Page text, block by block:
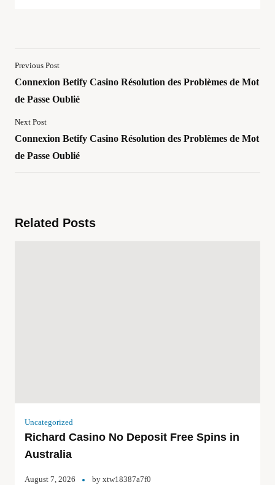
Previous Post
Connexion Betify Casino Résolution des Problèmes de Mot
de Passe Oublié
Next Post
Connexion Betify Casino Résolution des Problèmes de Mot
de Passe Oublié
Related Posts
Uncategorized
Richard Casino No Deposit Free Spins in
Australia
August 7, 2026 by xtw18387a7f0